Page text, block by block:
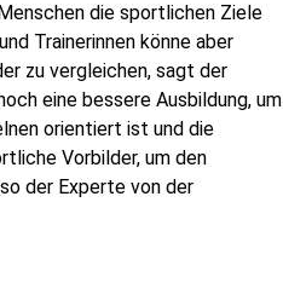
die sportlichen Ziele
Trainerinnen könne aber
zu vergleichen, sagt der
eine bessere Ausbildung, um
orientiert ist und die
Vorbilder, um den
der Experte von der